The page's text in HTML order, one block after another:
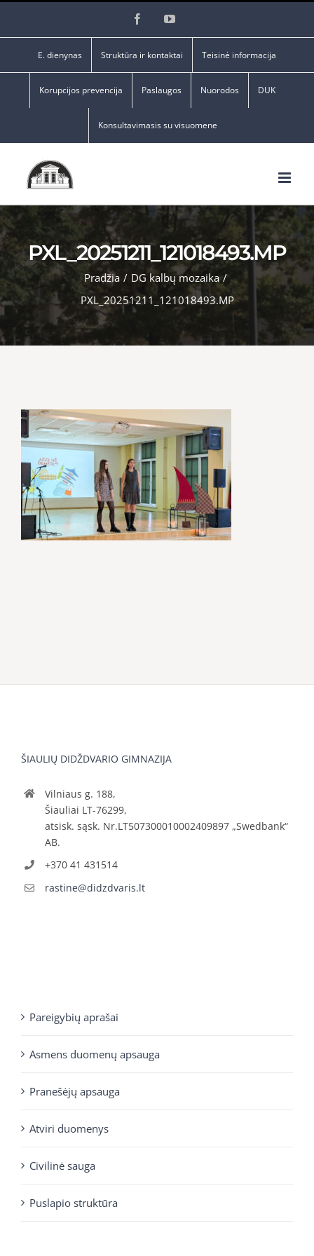
FacebookYouTube
E. dienynas Struktūra ir kontaktai Teisinė informacija
Korupcijos prevencija Paslaugos Nuorodos DUK
Konsultavimasis su visuomene
PXL_20251211_121018493.MP
Pradžia / DG kalbų mozaika /
PXL_20251211_121018493.MP
ŠIAULIŲ DIDŽDVARIO GIMNAZIJA
Vilniaus g. 188,
Šiauliai LT-76299,
atsisk. sąsk. Nr.LT507300010002409897 „Swedbank“
AB.
+370 41 431514
rastine@didzdvaris.lt
Pareigybių aprašai
Asmens duomenų apsauga
Pranešėjų apsauga
Atviri duomenys
Civilinė sauga
Puslapio struktūra